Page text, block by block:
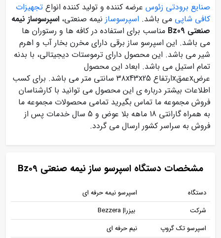
صنایع برودتی زئوس عرضه کننده و تولید کننده انواع تجهیزات
کافی شاپی می باشد. اسپرسوساز نیمه صنعتی، اسپرسوساز نیمه
صنعتی Bz09
مناسب برای استفاده در کافه ها و رستوران ها
می باشد. این اسپرسو ساز برقی دارای مخرن بخار آب و اهرم
شیر می باشد. این محصول دارای ترموستات دیجیتالی، با بدنه
تمام استیل می باشد. ابعاد این محصول
عرضxعمقxارتفاع ۳۸x43x25 سانتی متر می باشد. برای کسب
اطلاعات بیشتر درباره ی این محصول می توانید با کارشناسان
فروش مجموعه ما تماس بگیرید تمامی محصولات مجموعه ما
به همراه گارانتی 18 ماهه بلا عوض و 5 سال خدمات پس از
فروش به سراسر کشور ارسال می گردد.
مشخصات دستگاه اسپرسو ساز نیمه صنعتی Bz09
دستگاه
اسپرسو نیمه حرفه ای
شرکت
بیزرا| Bezzera
اسپرسو تک گروپ
نیم حرفه ای